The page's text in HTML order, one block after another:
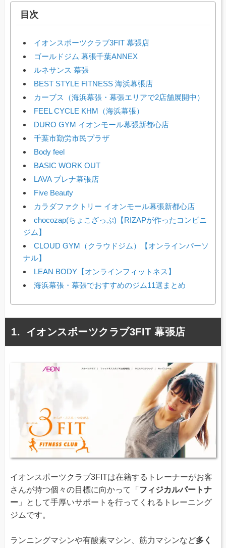
目次
イオンスポーツクラブ3FIT 幕張店
ゴールドジム 幕張千葉ANNEX
ルネサンス 幕張
BEST STYLE FITNESS 海浜幕張店
カーブス（海浜幕張・幕張エリアで2店舗展開中）
FEEL CYCLE KHM（海浜幕張）
DURO GYM イオンモール幕張新都心店
千葉市勤労市民プラザ
Body feel
BASIC WORK OUT
LAVA プレナ幕張店
Five Beauty
カラダファクトリー イオンモール幕張新都心店
chocozap(ちょこざっぷ)【RIZAPが作ったコンビニ
ジム】
CLOUD GYM（クラウドジム）【オンラインパーソ
ナル】
LEAN BODY【オンラインフィットネス】
海浜幕張・幕張でおすすめのジム11選まとめ
イオンスポーツクラブ3FIT 幕張店
イオンスポーツクラブ3FITは在籍するトレーナーがお客
さんが持つ個々の目標に向かって「 フィジカルパートナ
ー 」として手厚いサポートを行ってくれるトレーニング
ジムです。
ランニングマシンや有酸素マシン、筋力マシンなど多く